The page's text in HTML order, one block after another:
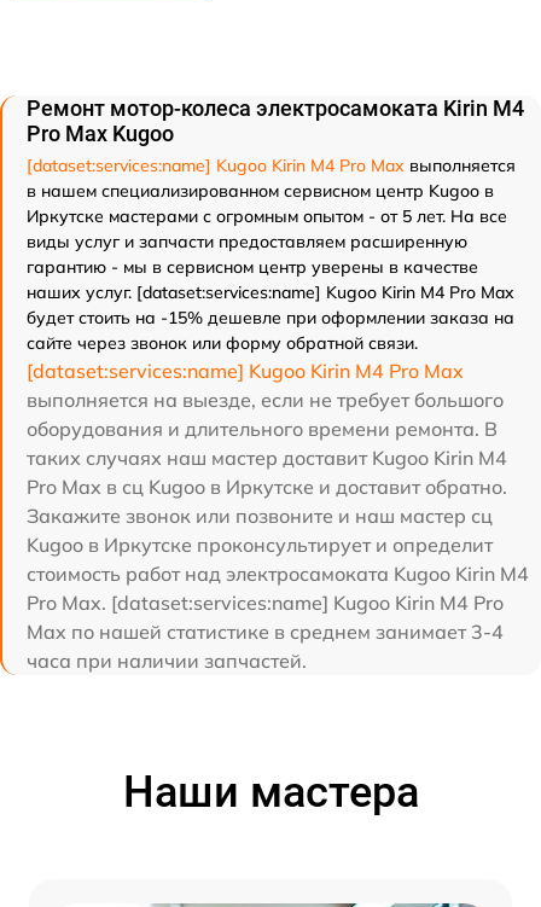
Ремонт мотор-колеса электросамоката Kirin M4
Pro Max Kugoo
[dataset:services:name] Kugoo Kirin M4 Pro Max выполняется
в нашем специализированном сервисном центр Kugoo в
Иркутске мастерами с огромным опытом - от 5 лет. На все
виды услуг и запчасти предоставляем расширенную
гарантию - мы в сервисном центр уверены в качестве
наших услуг. [dataset:services:name] Kugoo Kirin M4 Pro Max
будет стоить на -15% дешевле при оформлении заказа на
сайте через звонок или форму обратной связи.
[dataset:services:name] Kugoo Kirin M4 Pro Max
выполняется на выезде, если не требует большого
оборудования и длительного времени ремонта. В
таких случаях наш мастер доставит Kugoo Kirin M4
Pro Max в сц Kugoo в Иркутске и доставит обратно.
Закажите звонок или позвоните и наш мастер сц
Kugoo в Иркутске проконсультирует и определит
стоимость работ над электросамоката Kugoo Kirin M4
Pro Max. [dataset:services:name] Kugoo Kirin M4 Pro
Max по нашей статистике в среднем занимает 3-4
часа при наличии запчастей.
Наши мастера